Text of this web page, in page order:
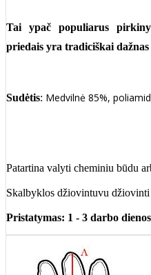
Tai ypač populiarus
priedais yra tradiciškai
Sudėtis: Medvilnė 85%,
Patartina valyti cheminiu būdu
Skalbyklos džiovintuvu džiovinti
Pristatymas: 1 - 3 darbo